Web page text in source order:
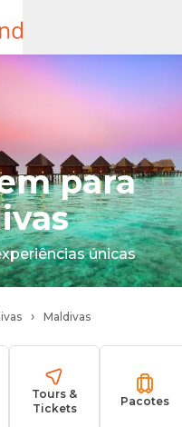
para
únicas
Maldivas
Tours &
Tickets
Pacotes